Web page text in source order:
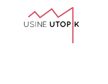
Panier